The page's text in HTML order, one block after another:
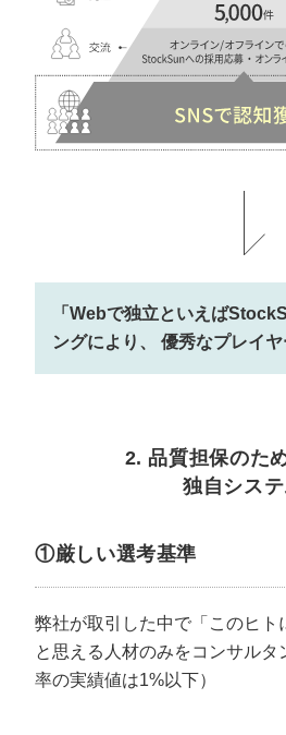
「Webで独立といえば
ングにより、
優秀なプレイ
2. 品質担保のた
独自シス
①厳しい選考基準
弊社が取引した中で「このヒト
と思える人材のみをコンサルタ
率の実績値は1%以下）